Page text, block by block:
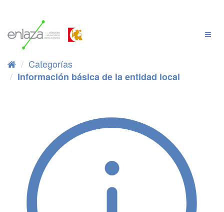
Categorías
Información básica de la entidad local